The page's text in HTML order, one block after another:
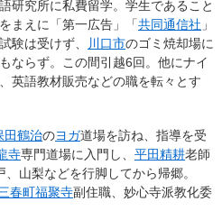
研究所に私費留学。学生であること
まえに「第一広告」「共同通信社 」
験は受けず、
川口市のゴミ焼却場に
ならず。この間引越6回。他にナイ
英語教材販売などの職を転々とす
田鶴治のヨガ道場を訪ね、指導を受
寺専門道場に入門し、 平田精耕老師
山梨などを行脚してから帰郷。
春町福聚寺副住職、妙心寺派教化委